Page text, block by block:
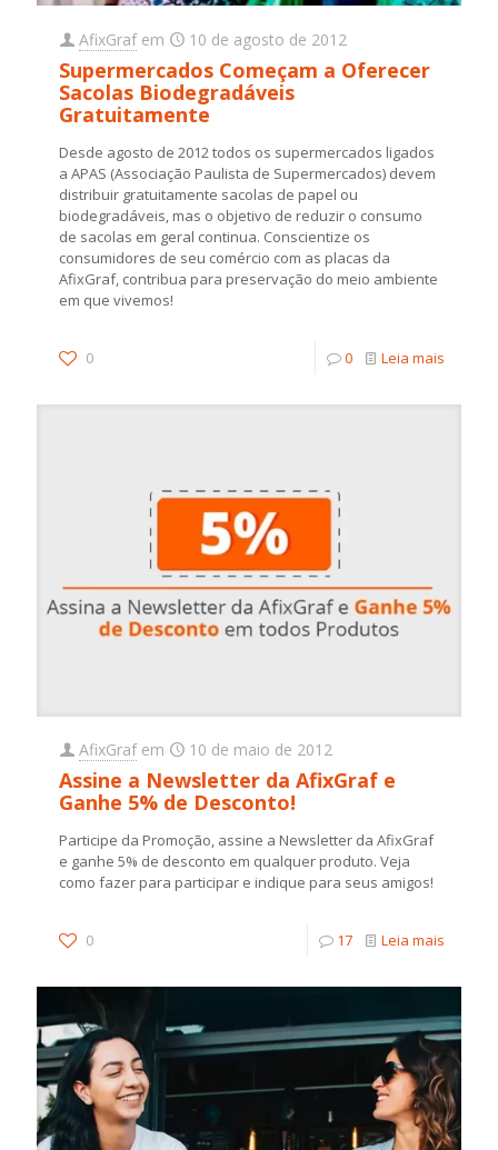
AfixGraf em 10 de agosto de 2012
Supermercados Começam a Oferecer
Sacolas Biodegradáveis
Gratuitamente
Desde agosto de 2012 todos os supermercados ligados
a APAS (Associação Paulista de Supermercados) devem
distribuir gratuitamente sacolas de papel ou
biodegradáveis, mas o objetivo de reduzir o consumo
de sacolas em geral continua. Conscientize os
consumidores de seu comércio com as placas da
AfixGraf, contribua para preservação do meio ambiente
em que vivemos!
0 0 Leia mais
AfixGraf em 10 de maio de 2012
Assine a Newsletter da AfixGraf e
Ganhe 5% de Desconto!
Participe da Promoção, assine a Newsletter da AfixGraf
e ganhe 5% de desconto em qualquer produto. Veja
como fazer para participar e indique para seus amigos!
0 17 Leia mais